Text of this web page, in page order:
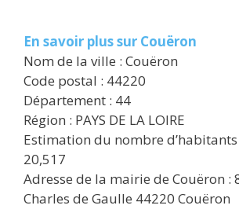
En savoir plus sur Couëron
Nom de la ville : Couëron
Code postal : 44220
Département : 44
Région : PAYS DE LA LOIRE
Estimation du nombre d’habitants
20,517
Adresse de la mairie de Couëron :
Charles de Gaulle 44220 Couëron